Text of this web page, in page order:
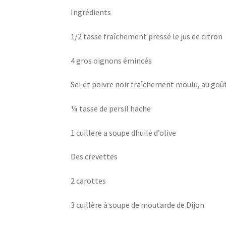
Ingrédients
1/2 tasse fraîchement pressé le jus de citron
4 gros oignons émincés
Sel et poivre noir fraîchement moulu, au
¼ tasse de persil hache
1 cuillere a soupe dhuile d’olive
Des crevettes
2 carottes
3 cuillère à soupe de moutarde de Dijon